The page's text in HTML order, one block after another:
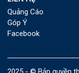
Quảng Cáo
Góp Ý
Facebook